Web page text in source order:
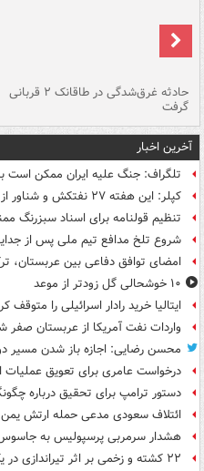
حادثه غرق‌شدگی در طاقانک ۲ قربانی
گرفت
آخرین اخبار
تلگراف: جنگ علیه ایران ممکن است
کپلر: این هفته ۲۷ نفتکش و شناور از تنگه هرمز عبور کردند
تنظیم قولنامه برای اسناد سبزرنگ
شروع تلخ مدافع تیم ملی پس از
امضای توافق دفاعی بین عربستان،
۱۰ خوشحالی گل زودتر از موعد
ایتالیا خرید رادار اسرائیلی را متوقف
واردات نفت آمریکا از عربستان صفر
محسن رضایی: اجازه باز شدن مسیر
درخواست عامری برای تعویق عملیات
دستور ترامپ برای تحقیق درباره
ائتلاف سعودی مدعی حمله ارتش
هشدار سرمربی پرسپولیس به
۲۲ کشته و زخمی بر اثر تیراندازی در یک مدرسه در تایلند+ فیلم